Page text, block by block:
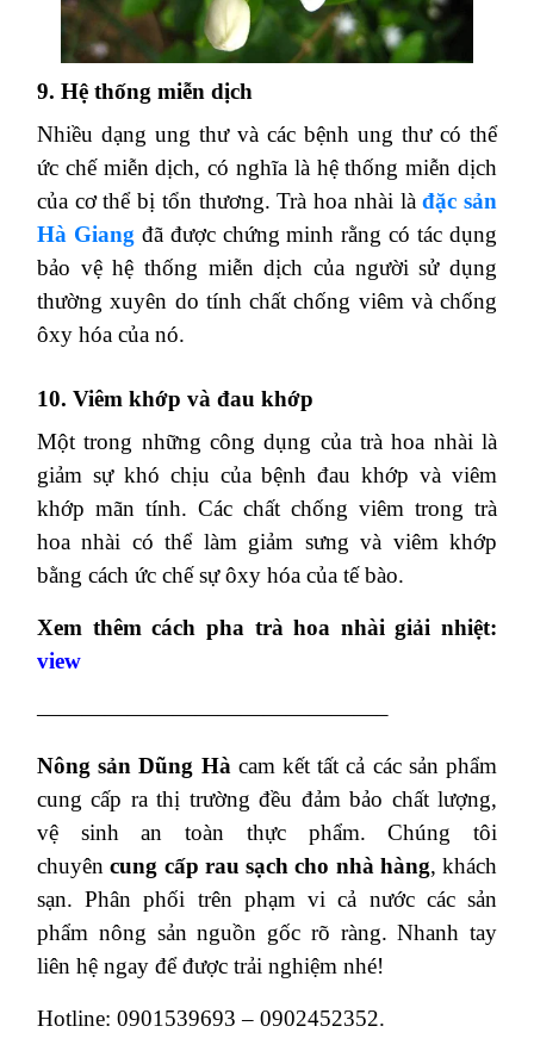
9. Hệ thống miễn dịch
Nhiều dạng ung thư và các bệnh ung thư có thể
ức chế miễn dịch, có nghĩa là hệ thống miễn dịch
của cơ thể bị tổn thương. Trà hoa nhài làđặc sản
Hà Giang đã được chứng minh rằng có tác dụng
bảo vệ hệ thống miễn dịch của người sử dụng
thường xuyên do tính chất chống viêm và chống
ôxy hóa của nó.
10. Viêm khớp và đau khớp
Một trong những công dụng của trà hoa nhài là
giảm sự khó chịu của bệnh đau khớp và viêm
khớp mãn tính. Các chất chống viêm trong trà
hoa nhài có thể làm giảm sưng và viêm khớp
bằng cách ức chế sự ôxy hóa của tế bào.
Xem thêm cách pha trà hoa nhài giải nhiệt:
view
———————————————–
Nông sản Dũng Hà cam kết tất cả các sản phẩm
cung cấp ra thị trường đều đảm bảo chất lượng,
vệ sinh an toàn thực phẩm. Chúng tôi
chuyêncung cấp rau sạch cho nhà hàng, khách
sạn. Phân phối trên phạm vi cả nước các sản
phẩm nông sản nguồn gốc rõ ràng. Nhanh tay
liên hệ ngay để được trải nghiệm nhé!
Hotline: 0901539693 – 0902452352.